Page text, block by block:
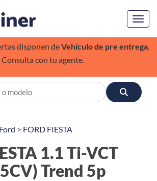
disponen deVehículo de pre entrega.
Consulta con tu agente.
Ford > FORD FIESTA
1.1 Ti-VCT
Trend 5p